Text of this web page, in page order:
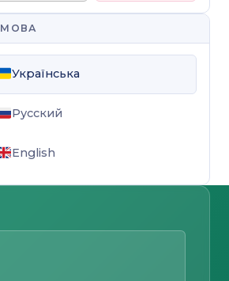
МОВА
Українська
Русский
English